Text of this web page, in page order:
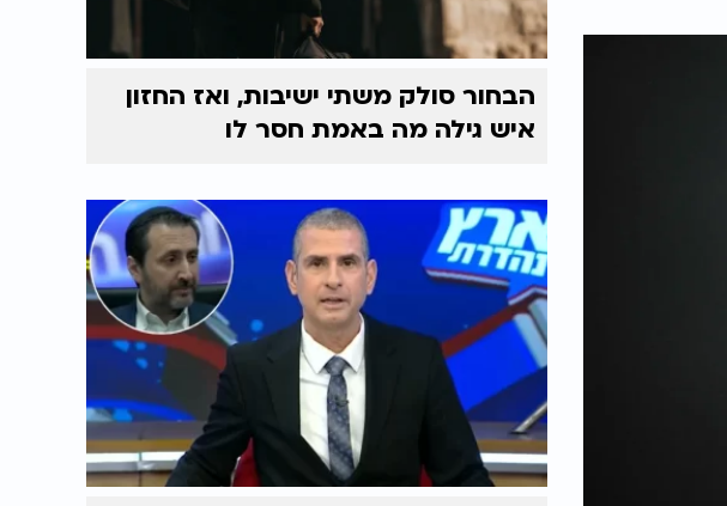
הבחור סולק משתי ישיבות, ואז החזון
איש גילה מה באמת חסר לו